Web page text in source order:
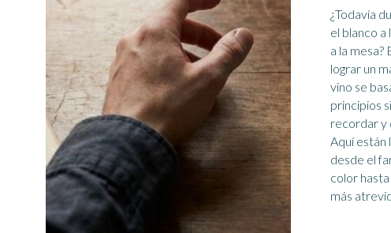
¿Todavía
el blanco
a la mesa?
lograr un
vino se
principios
recordar y
Aquí están
desde el
color
más